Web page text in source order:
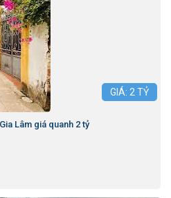
GIÁ: 2 TỶ
Lâm giá quanh 2 tỷ